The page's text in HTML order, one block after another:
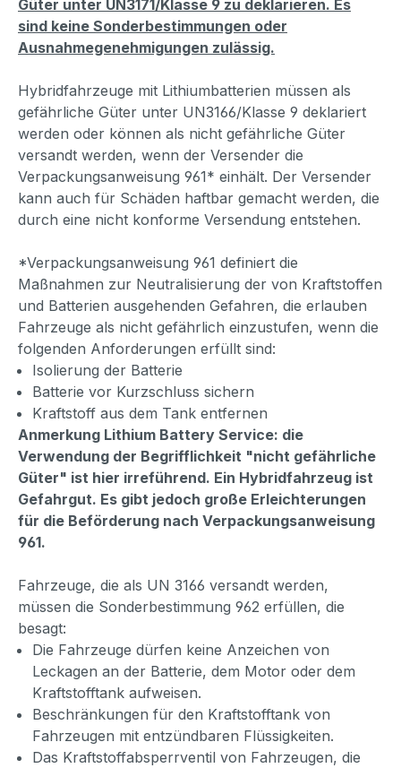
Güter unter UN3171/Klasse 9 zu deklarieren. Es
sind keine Sonderbestimmungen oder
Ausnahmegenehmigungen zulässig.
Hybridfahrzeuge mit Lithiumbatterien müssen als
gefährliche Güter unter UN3166/Klasse 9 deklariert
werden oder können als nicht gefährliche Güter
versandt werden, wenn der Versender die
Verpackungsanweisung 961* einhält. Der Versender
kann auch für Schäden haftbar gemacht werden, die
durch eine nicht konforme Versendung entstehen.
*Verpackungsanweisung 961 definiert die
Maßnahmen zur Neutralisierung der von Kraftstoffen
und Batterien ausgehenden Gefahren, die erlauben
Fahrzeuge als nicht gefährlich einzustufen, wenn die
folgenden Anforderungen erfüllt sind:
Isolierung der Batterie
Batterie vor Kurzschluss sichern
Kraftstoff aus dem Tank entfernen
Anmerkung Lithium Battery Service: die
Verwendung der Begrifflichkeit "nicht gefährliche
Güter" ist hier irreführend. Ein Hybridfahrzeug ist
Gefahrgut. Es gibt jedoch große Erleichterungen
für die Beförderung nach Verpackungsanweisung
961.
Fahrzeuge, die als UN 3166 versandt werden,
müssen die Sonderbestimmung 962 erfüllen, die
besagt:
Die Fahrzeuge dürfen keine Anzeichen von
Leckagen an der Batterie, dem Motor oder dem
Kraftstofftank aufweisen.
Beschränkungen für den Kraftstofftank von
Fahrzeugen mit entzündbaren Flüssigkeiten.
Das Kraftstoffabsperrventil von Fahrzeugen, die